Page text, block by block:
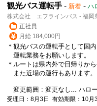
観光バス運転手 - 新着 - ハ
株式会社 エフラインバス - 福岡
正社員
月給 184,000円
＊観光バスの運転手として国
運転業務をお願いします。
＊ルートは県内外で日帰りか
また近場の運行もあります。
変更範囲：変更なし... ハロ
受理日：8月3日 有効期限：10月